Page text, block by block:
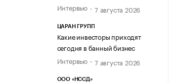
Интервью
7 августа 2026
ЦАРАН ГРУПП
Какие инвесторы приходят
сегодня в банный бизнес
Интервью
7 августа 2026
ООО «НССД»